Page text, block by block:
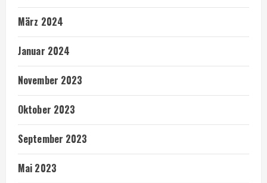
März 2024
Januar 2024
November 2023
Oktober 2023
September 2023
Mai 2023